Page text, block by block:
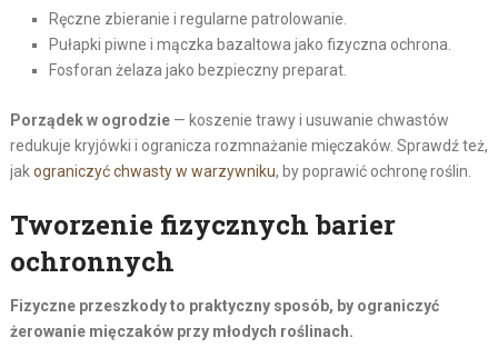
Ręczne zbieranie i regularne patrolowanie.
Pułapki piwne i mączka bazaltowa jako fizyczna ochrona.
Fosforan żelaza jako bezpieczny preparat.
Porządek w ogrodzie— koszenie trawy i usuwanie chwastów
redukuje kryjówki i ogranicza rozmnażanie mięczaków. Sprawdź też,
jakograniczyć chwasty w warzywniku, by poprawić ochronę roślin.
Tworzenie fizycznych barier
ochronnych
Fizyczne przeszkody to praktyczny sposób, by ograniczyć
żerowanie mięczaków przy młodych roślinach.